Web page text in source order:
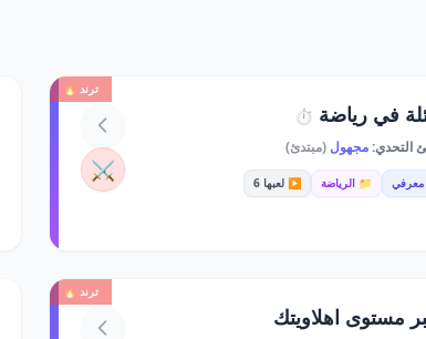
ترند 🔥
في رياضة ⏱️
التحدي:مجهول(مبتدئ)
📁 الرياضة ▶️ لعبها 6 ⚔️
ترند 🔥
مستوى اهلاويتك